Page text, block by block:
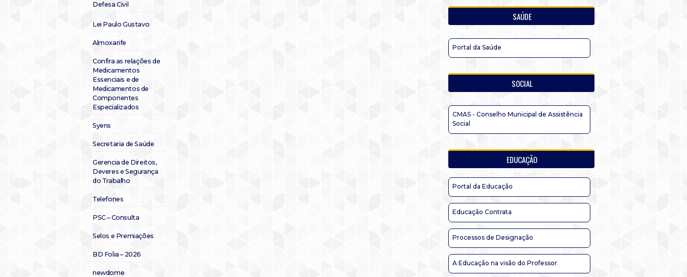
Defesa Civil
Lei Paulo Gustavo
Almoxarife
Confira as relações de
Medicamentos
Essenciais e de
Medicamentos de
Componentes
Especializados
Syens
Secretaria de Saúde
Gerencia de Direitos,
Deveres e Segurança
do Trabalho
Telefones
PSC – Consulta
Selos e Premiações
BD Folia – 2026
newdome
SAÚDE
Portal da Saúde
SOCIAL
CMAS - Conselho Municipal de Assistência
Social
EDUCAÇÃO
Portal da Educação
Educação Contrata
Processos de Designação
A Educação na visão do Professor